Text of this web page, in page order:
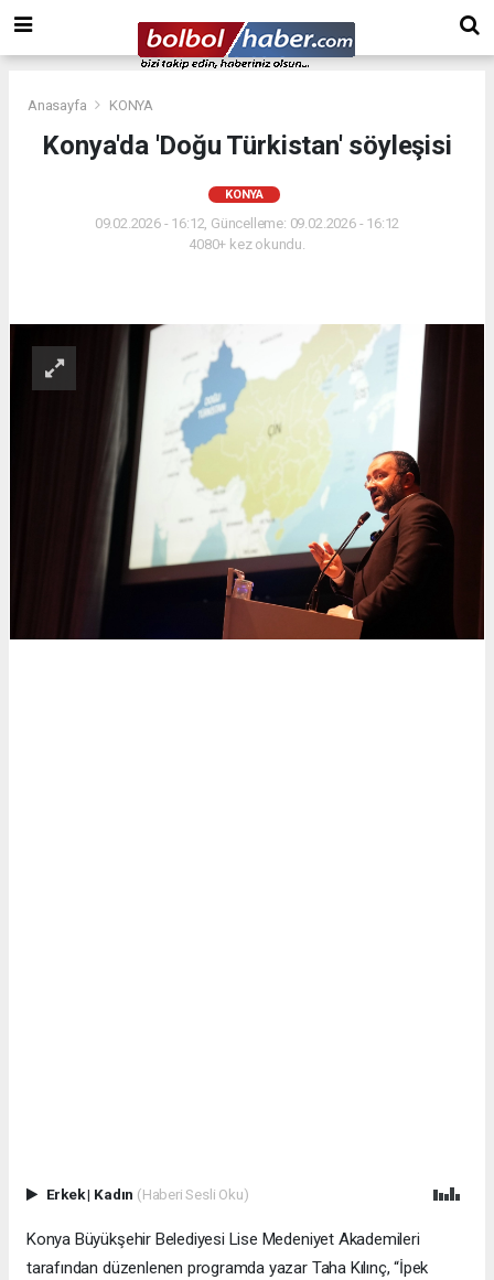
Anasayfa KONYA
Konya'da 'Doğu Türkistan' söyleşisi
KONYA
09.02.2026 - 16:12, Güncelleme: 09.02.2026 - 16:12
4080+ kez okundu.
Erkek| Kadın (Haberi Sesli Oku)
Konya Büyükşehir Belediyesi Lise Medeniyet Akademileri
tarafından düzenlenen programda yazar Taha Kılınç, “İpek